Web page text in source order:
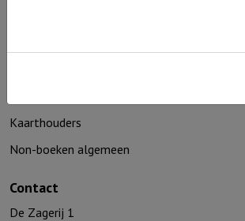
Kaarthouders
Non-boeken algemeen
Contact
De Zagerij 1